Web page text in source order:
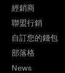
經銷商
聯盟行銷
自訂您的錢包
部落格
News